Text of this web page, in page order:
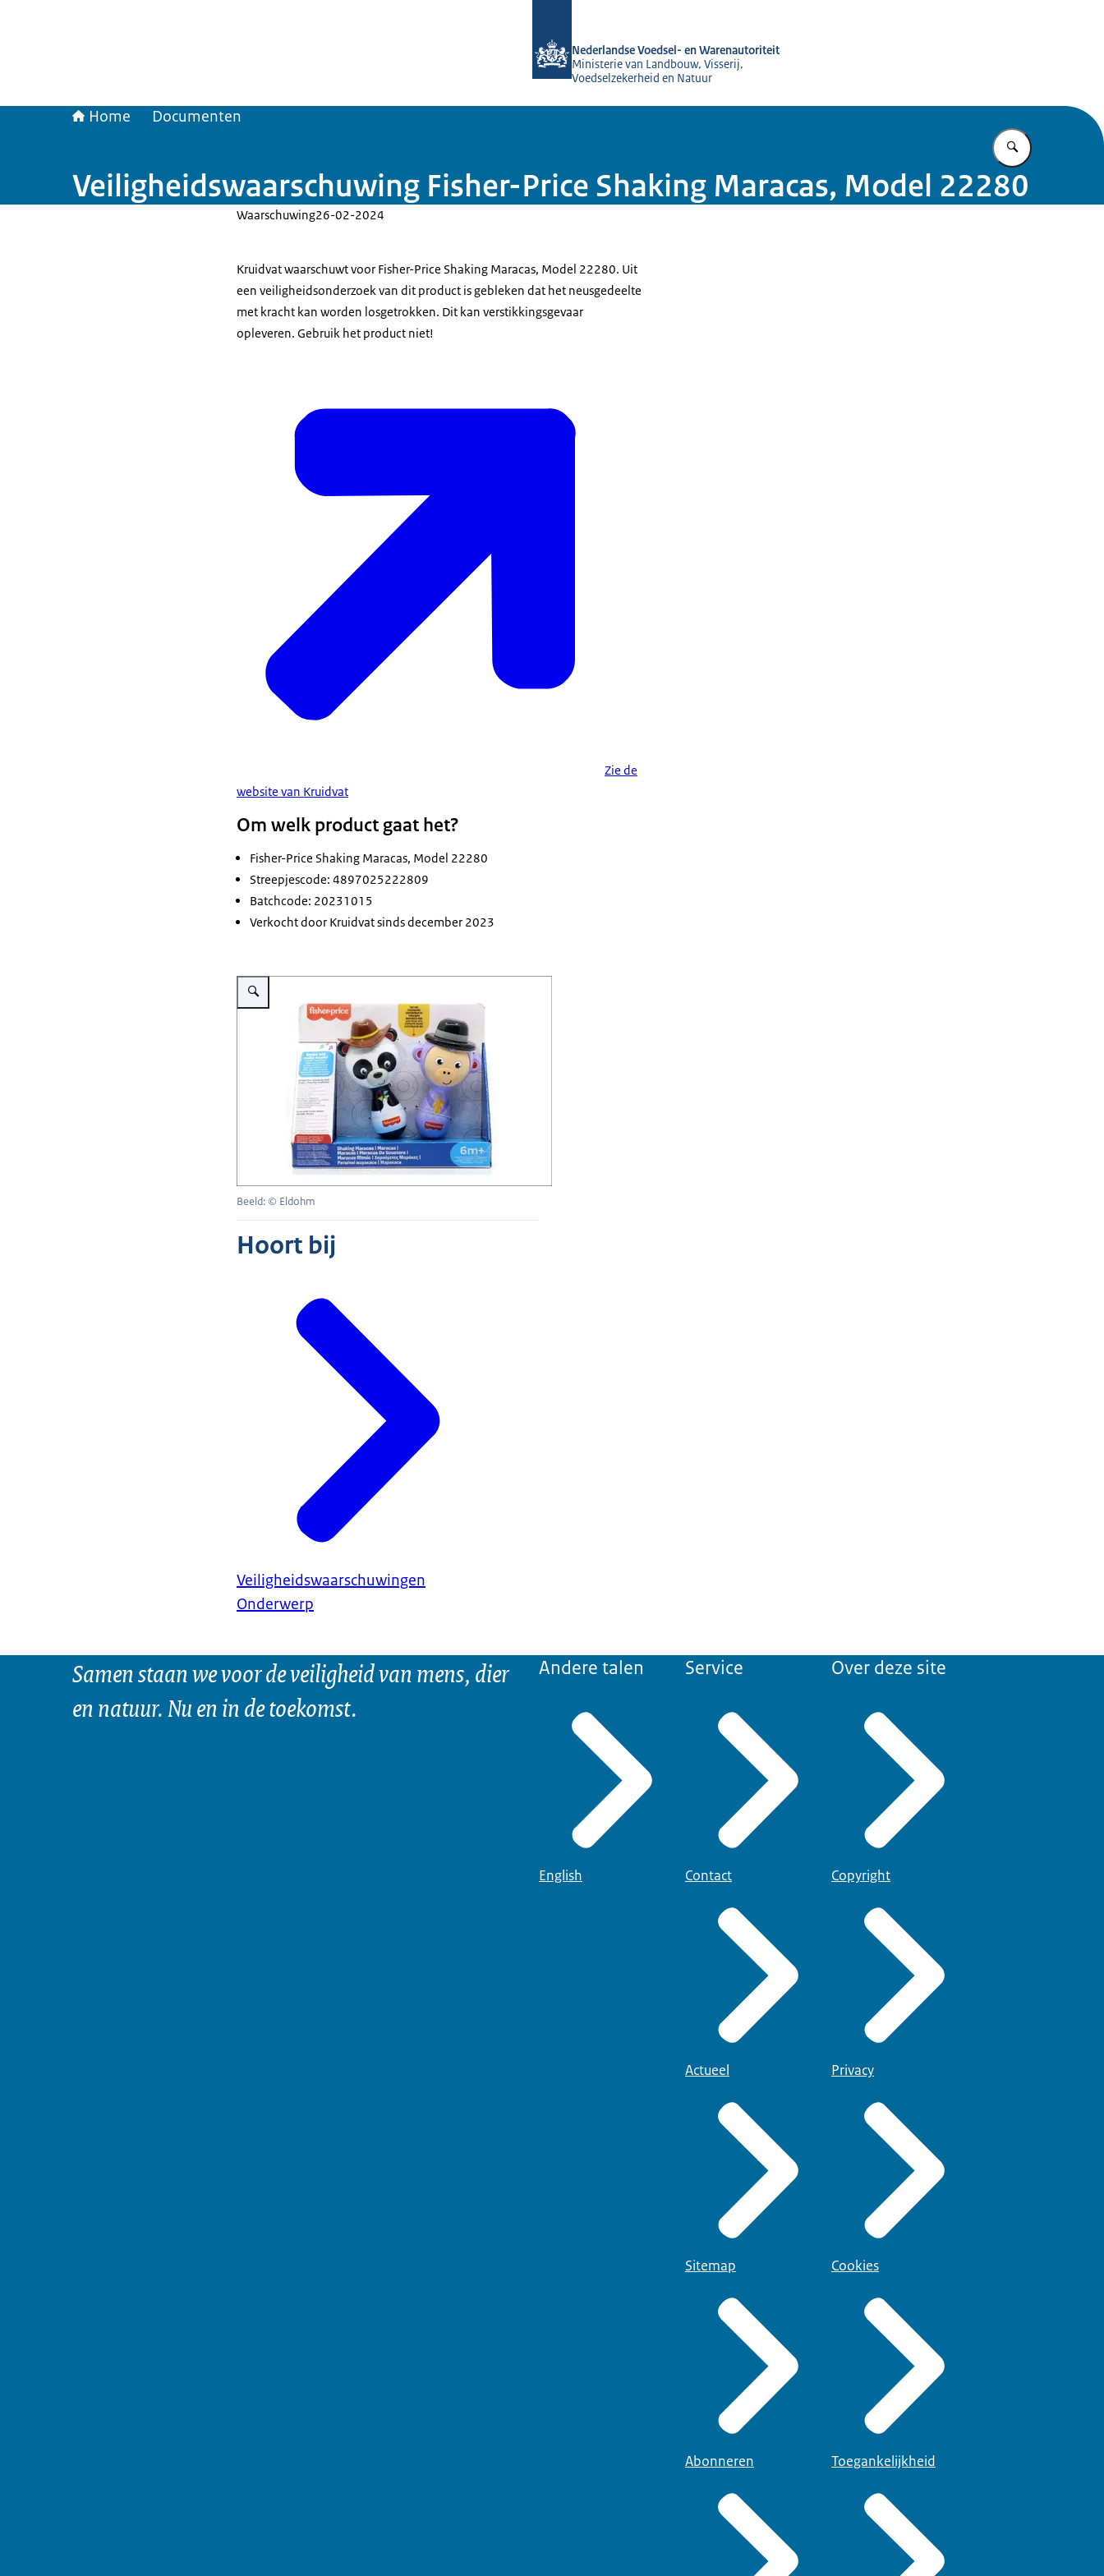
Nederlandse Voedsel- en Warenautoriteit
Ministerie van Landbouw, Visserij,
Voedselzekerheid en Natuur
Home Documenten
Vul in wat u
Veiligheidswaarschuwing Fisher-Price Shaking Maracas, Model 22280
Waarschuwing26-02-2024
Kruidvat waarschuwt voor Fisher-Price Shaking Maracas, Model 22280. Uit
een veiligheidsonderzoek van dit product is gebleken dat het neusgedeelte
met kracht kan worden losgetrokken. Dit kan verstikkingsgevaar
opleveren. Gebruik het product niet!
Zie de
website van Kruidvat
Om welk product gaat het?
Fisher-Price Shaking Maracas, Model 22280
Streepjescode: 4897025222809
Batchcode: 20231015
Verkocht door Kruidvat sinds december 2023
Vergroot afbeelding Fisher-Price Shaking Maracas 2 voor baby's van 6+, koe en aap in een verpakking
Beeld: © Eldohm
Hoort bij
Veiligheidswaarschuwingen
Onderwerp
Samen staan we voor de veiligheid van mens, dier
en natuur. Nu en in de toekomst.
Andere talen
English
Service
Contact
Actueel
Sitemap
Abonneren
Over deze site
Copyright
Privacy
Cookies
Toegankelijkheid